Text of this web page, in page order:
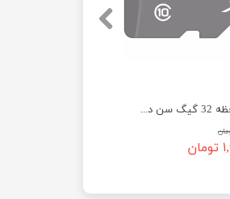
کارت حافظه 32 گیگ سن دیسک سرعت 100 - SanDisk micro SD 32GB Ultra